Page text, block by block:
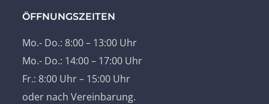
ÖFFNUNGSZEITEN
Mo.- Do.: 8:00 – 13:00 Uhr
Mo.- Do.: 14:00 – 17:00 Uhr
Fr.: 8:00 Uhr – 15:00 Uhr
oder nach Vereinbarung.